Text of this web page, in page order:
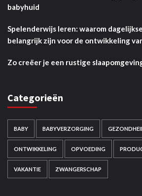
babyhuid
Spelenderwijs leren: waarom
belangrijk zijn voor de ontwikkeling
Zo creëer je een rustige
Categorieën
BABY BABYVERZORGING
ONTWIKKELING OPVOEDING
VAKANTIE ZWANGERSCHAP